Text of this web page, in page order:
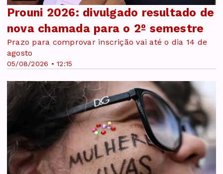
05/08/2026 • 12:15
Prouni 2026: divulgado resultado de
nova chamada para o 2º semestre
Prazo para comprovar inscrição vai até o dia 14 de
agosto